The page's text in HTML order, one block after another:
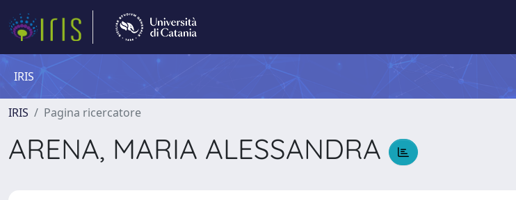
IRIS
IRIS Pagina ricercatore
ARENA, MARIA ALESSANDRA